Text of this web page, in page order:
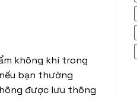
không khí trong
bạn thường
được lưu thông